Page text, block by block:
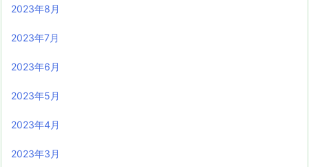
2023年8月
2023年7月
2023年6月
2023年5月
2023年4月
2023年3月